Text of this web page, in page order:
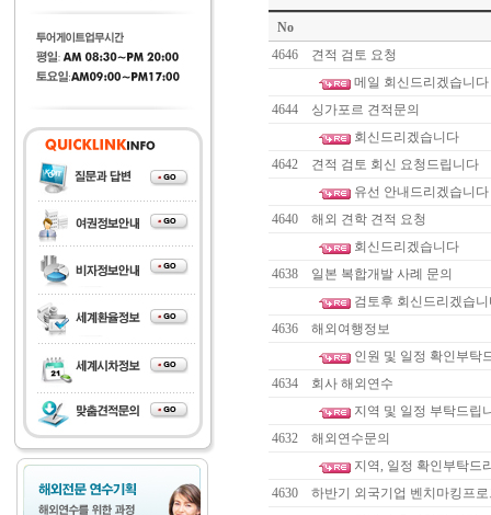
No
4646
견적 검토 요청
메일 회신드리겠습니다
4644
싱가포르 견적문의
회신드리겠습니다
4642
견적 검토 회신 요청드립니다
유선 안내드리겠습니다
4640
해외 견학 견적 요청
회신드리겠습니다
4638
일본 복합개발 사례 문의
검토후 회신드리겠습
4636
해외여행정보
인원 및 일정 확인부탁
4634
회사 해외연수
지역 및 일정 부탁드립
4632
해외연수문의
지역, 일정 확인부탁드
4630
하반기 외국기업 벤치마킹프